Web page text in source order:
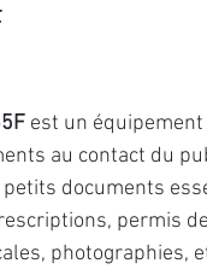
est un
au contact du
documents
permis de
photographies,